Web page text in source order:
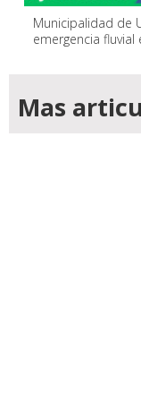
Municipalidad de
emergencia fluvial
Mas